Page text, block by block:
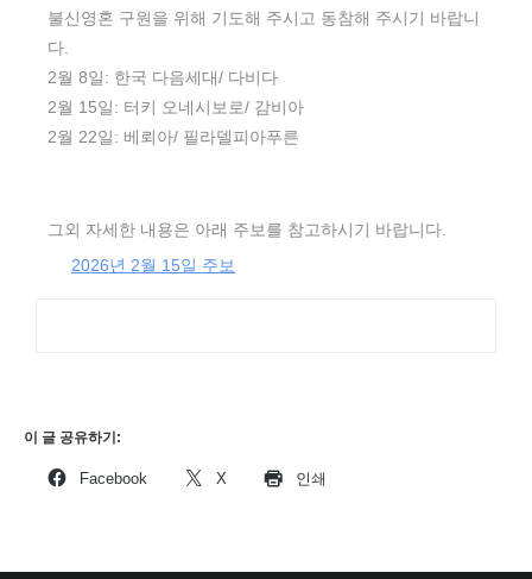
불신영혼 구원을 위해 기도해 주시고 동참해 주시기 바랍니
다.
2월 8일: 한국 다음세대/ 다비다
2월 15일: 터키 오네시보로/ 감비아
2월 22일: 베뢰아/ 필라델피아푸른
그외 자세한 내용은 아래 주보를 참고하시기 바랍니다.
2026년 2월 15일 주보
이 글 공유하기:
Facebook X 인쇄